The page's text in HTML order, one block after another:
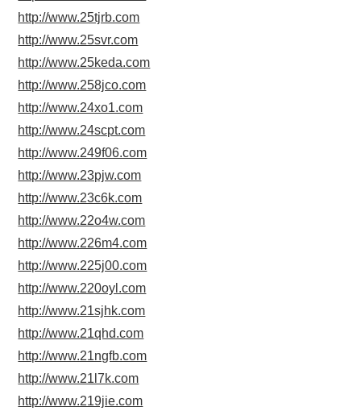
http://www.25tjrb.com
http://www.25svr.com
http://www.25keda.com
http://www.258jco.com
http://www.24xo1.com
http://www.24scpt.com
http://www.249f06.com
http://www.23pjw.com
http://www.23c6k.com
http://www.22o4w.com
http://www.226m4.com
http://www.225j00.com
http://www.220oyl.com
http://www.21sjhk.com
http://www.21qhd.com
http://www.21ngfb.com
http://www.21l7k.com
http://www.219jie.com